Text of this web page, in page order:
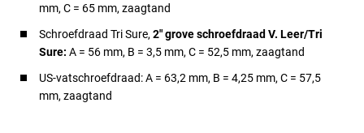
mm, C = 65 mm, zaagtand
Schroefdraad Tri Sure, 2" grove schroefdraad V. Leer/Tri
Sure: A = 56 mm, B = 3,5 mm, C = 52,5 mm, zaagtand
US-vatschroefdraad: A = 63,2 mm, B = 4,25 mm, C = 57,5
mm, zaagtand